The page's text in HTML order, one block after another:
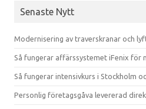
Senaste Nytt
Modernisering av traverskranar och
Så fungerar affärssystemet iFenix för
Så fungerar intensivkurs i Stockholm
Personlig företagsgåva levererad